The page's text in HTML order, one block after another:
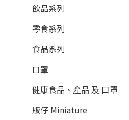
飲品系列
零食系列
食品系列
口罩
健康食品、產品 及 口罩
版仔 Miniature